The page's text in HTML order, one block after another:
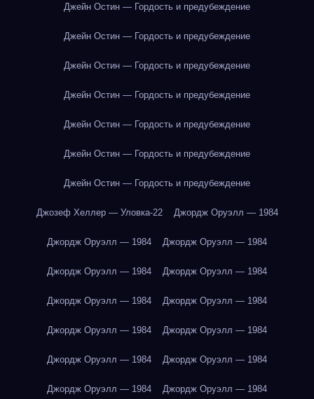
Джейн Остин — Гордость и предубеждение
Джейн Остин — Гордость и предубеждение
Джейн Остин — Гордость и предубеждение
Джейн Остин — Гордость и предубеждение
Джейн Остин — Гордость и предубеждение
Джейн Остин — Гордость и предубеждение
Джейн Остин — Гордость и предубеждение
Джозеф Хеллер — Уловка-22 Джордж Оруэлл — 1984
Джордж Оруэлл — 1984 Джордж Оруэлл — 1984
Джордж Оруэлл — 1984 Джордж Оруэлл — 1984
Джордж Оруэлл — 1984 Джордж Оруэлл — 1984
Джордж Оруэлл — 1984 Джордж Оруэлл — 1984
Джордж Оруэлл — 1984 Джордж Оруэлл — 1984
Джордж Оруэлл — 1984 Джордж Оруэлл — 1984